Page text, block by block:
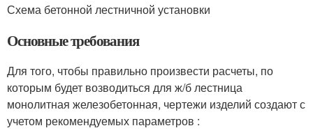
Схема бетонной лестничной установки
Основные требования
Для того, чтобы правильно произвести расчеты, по
которым будет возводиться для ж/б лестница
монолитная железобетонная, чертежи изделий создают с
учетом рекомендуемых параметров :